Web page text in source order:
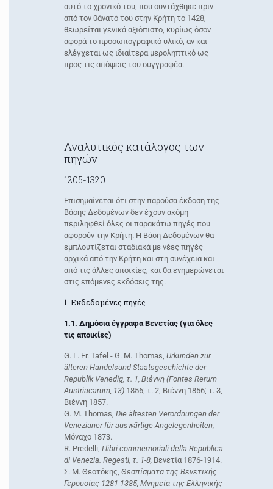
αυτό το χρονικό του, που συντάχθηκε πριν
από τον θάνατό του στην Κρήτη το 1428,
θεωρείται γενικά αξιόπιστο, κυρίως όσον
αφορά το προσωπογραφικό υλικό, αν και
ελέγχεται ως ιδιαίτερα μεροληπτικό ως
προς τις απόψεις του συγγραφέα.
Αναλυτικός κατάλογος των
πηγών
1205-1320
Επισημαίνεται ότι στην παρούσα έκδοση της
Βάσης Δεδομένων δεν έχουν ακόμη
περιληφθεί όλες οι παρακάτω πηγές που
αφορούν την Κρήτη. Η Βάση Δεδομένων θα
εμπλουτίζεται σταδιακά με νέες πηγές
αρχικά από την Κρήτη και στη συνέχεια και
από τις άλλες αποικίες, και θα ενημερώνεται
στις επόμενες εκδόσεις της.
1. Εκδεδομένες πηγές
1.1. Δημόσια έγγραφα Βενετίας (για όλες
τις αποικίες)
G. L. Fr. Tafel - G. M. Thomas, Urkunden zur
älteren Handelsund Staatsgeschichte der
Republik Venedig, τ. 1, Bιέννη (Fontes Rerum
Austriacarum, 13) 1856; τ. 2, Bιέννη 1856; τ. 3,
Bιέννη 1857.
G. M. Thomas, Die ältesten Verordnungen der
Venezianer für auswärtige Angelegenheiten,
Μόναχο 1873.
R. Predelli, I libri commemoriali della Republica
di Venezia. Regesti, τ. 1-8, Βενετία 1876-1914.
Σ. M. Θεοτόκης, Θεσπίσματα της Bενετικής
Γερουσίας 1281-1385, Mνημεία της Eλληνικής